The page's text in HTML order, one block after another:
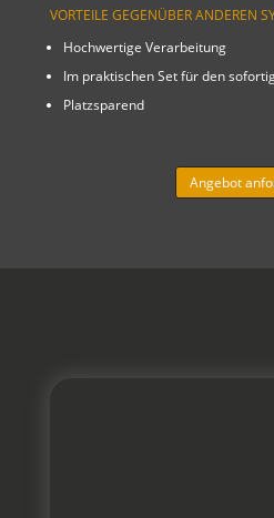
VORTEILE GEGENÜBER ANDEREN
Hochwertige Verarbeitung
Im praktischen Set für den
Platzsparend
Angebot